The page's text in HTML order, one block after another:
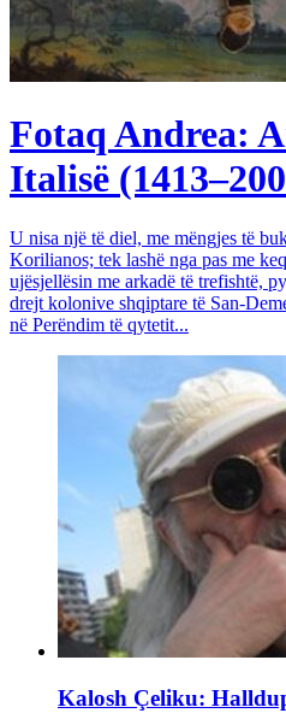
Fotaq Andrea:
Italisë
U nisa një të diel, me mëngjes të
Korilianos; tek lashë nga pas me
ujësjellësin me arkadë të trefishtë,
drejt kolonive shqiptare të San-
në Perëndim të qytetit...
Kalosh Çeliku: